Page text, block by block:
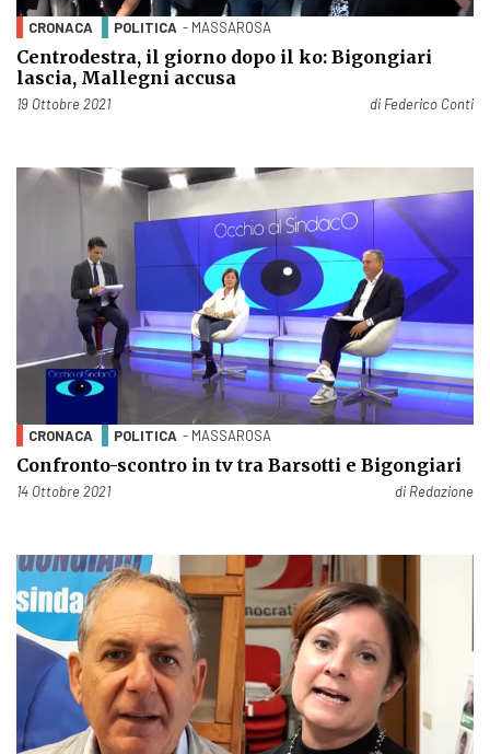
CRONACA POLITICA - MASSAROSA
Centrodestra, il giorno dopo il ko: Bigongiari
lascia, Mallegni accusa
Pubblicato il
19 Ottobre 2021 di Federico Conti
CRONACA POLITICA - MASSAROSA
Confronto-scontro in tv tra Barsotti e Bigongiari
Pubblicato il
14 Ottobre 2021 di Redazione